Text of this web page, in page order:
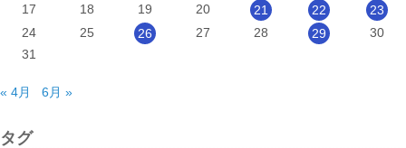
17
18 19 20 21 22
23
24
25 26 27 28 29
30
31
« 4月 6月 »
タグ